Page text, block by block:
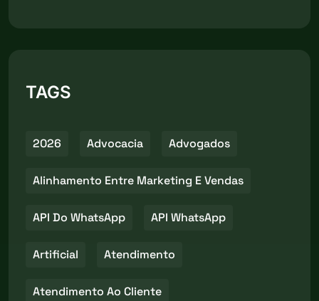
TAGS
2026 Advocacia Advogados
Alinhamento Entre Marketing E Vendas
API Do WhatsApp API WhatsApp
Artificial Atendimento
Atendimento Ao Cliente